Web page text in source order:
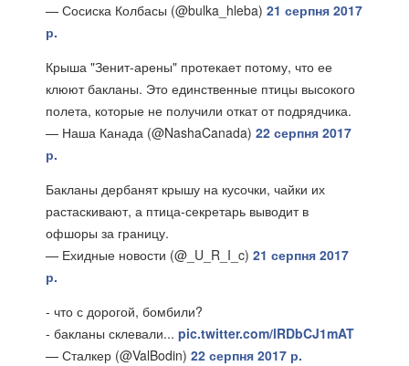
— Сосиска Колбасы (@bulka_hleba) 21 серпня 2017
р.
Крыша "Зенит-арены" протекает потому, что ее
клюют бакланы. Это единственные птицы высокого
полета, которые не получили откат от подрядчика.
— Наша Канада (@NashaCanada) 22 серпня 2017
р.
Бакланы дербанят крышу на кусочки, чайки их
растаскивают, а птица-секретарь выводит в
офшоры за границу.
— Ехидные новости (@_U_R_I_c) 21 серпня 2017
р.
- что с дорогой, бомбили?
- бакланы склевали... pic.twitter.com/lRDbCJ1mAT
— Сталкер (@ValBodin) 22 серпня 2017 р.